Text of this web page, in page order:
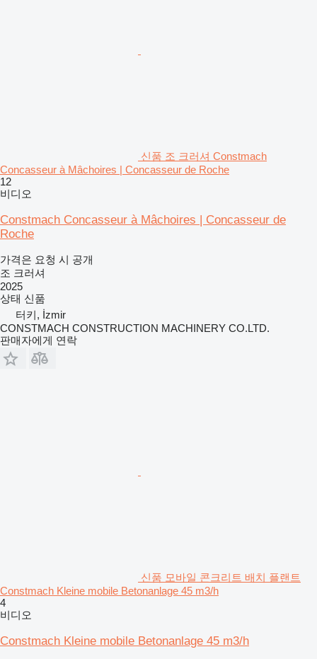
신품 조 크러셔 Constmach
Concasseur à Mâchoires | Concasseur de Roche
12
비디오
Constmach Concasseur à Mâchoires | Concasseur de
Roche
가격은 요청 시 공개
조 크러셔
2025
상태 신품
터키, İzmir
CONSTMACH CONSTRUCTION MACHINERY CO.LTD.
판매자에게 연락
신품 모바일 콘크리트 배치 플랜트
Constmach Kleine mobile Betonanlage 45 m3/h
4
비디오
Constmach Kleine mobile Betonanlage 45 m3/h